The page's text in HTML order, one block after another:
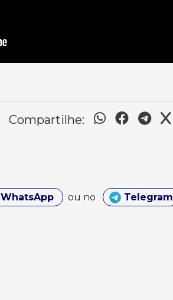
Compartilhe:
WhatsApp ou no Telegram